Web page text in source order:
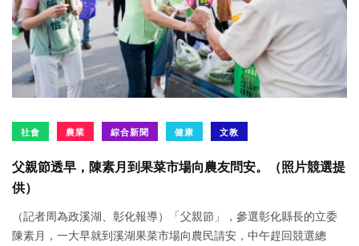
社會 農業 綜合新聞 健康 文教
父親節透早，陳素月到果菜市場向農友問安。（照片競選提
供）
（記者周為政溪湖、彰化報導）「父親節」，參選彰化縣長的立委
陳素月，一大早就到溪湖果菜市場向農民請安，中午趕回競選總